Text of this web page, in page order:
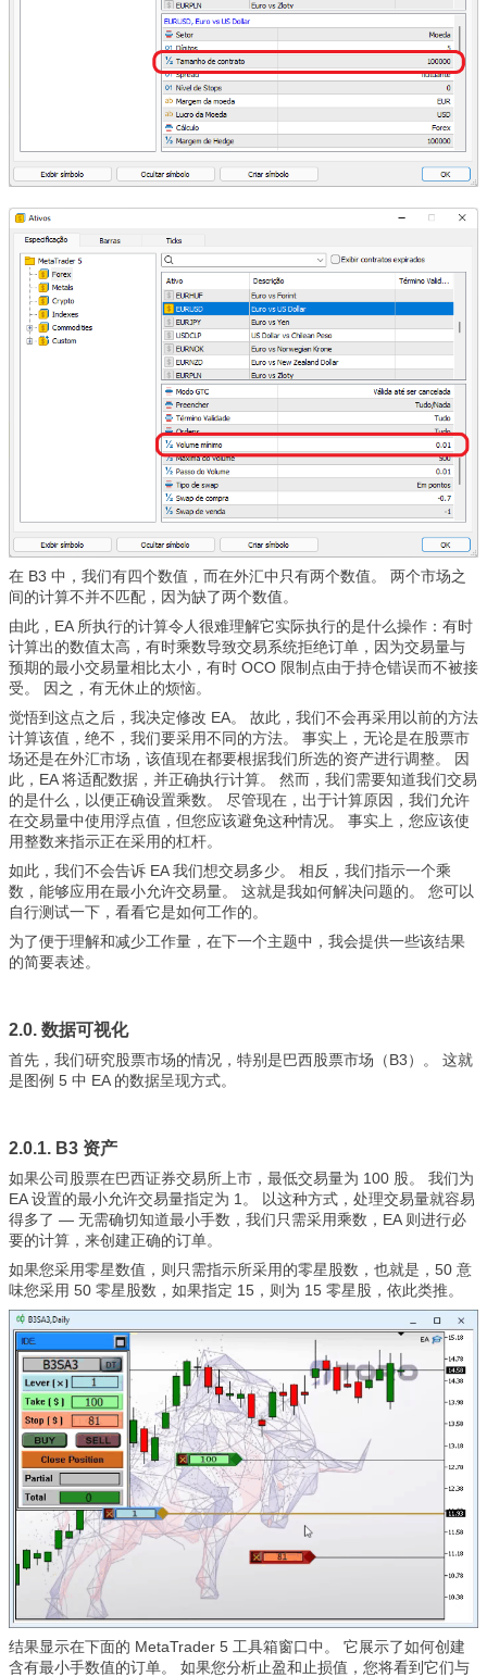
在 B3 中，我们有四个数值，而在外汇中只有两个数值。 两个市场之
间的计算不并不匹配，因为缺了两个数值。
由此，EA 所执行的计算令人很难理解它实际执行的是什么操作：有时
计算出的数值太高，有时乘数导致交易系统拒绝订单，因为交易量与
预期的最小交易量相比太小，有时 OCO 限制点由于持仓错误而不被接
受。 因之，有无休止的烦恼。
觉悟到这点之后，我决定修改 EA。 故此，我们不会再采用以前的方法
计算该值，绝不，我们要采用不同的方法。 事实上，无论是在股票市
场还是在外汇市场，该值现在都要根据我们所选的资产进行调整。 因
此，EA 将适配数据，并正确执行计算。 然而，我们需要知道我们交易
的是什么，以便正确设置乘数。 尽管现在，出于计算原因，我们允许
在交易量中使用浮点值，但您应该避免这种情况。 事实上，您应该使
用整数来指示正在采用的杠杆。
如此，我们不会告诉 EA 我们想交易多少。 相反，我们指示一个乘
数，能够应用在最小允许交易量。 这就是我如何解决问题的。 您可以
自行测试一下，看看它是如何工作的。
为了便于理解和减少工作量，在下一个主题中，我会提供一些该结果
的简要表述。
2.0. 数据可视化
首先，我们研究股票市场的情况，特别是巴西股票市场（B3）。 这就
是图例 5 中 EA 的数据呈现方式。
2.0.1. B3 资产
如果公司股票在巴西证券交易所上市，最低交易量为 100 股。 我们为
EA 设置的最小允许交易量指定为 1。 以这种方式，处理交易量就容易
得多了 — 无需确切知道最小手数，我们只需采用乘数，EA 则进行必
要的计算，来创建正确的订单。
如果您采用零星数值，则只需指示所采用的零星股数，也就是，50 意
味您采用 50 零星股数，如果指定 15，则为 15 零星股，依此类推。
结果显示在下面的 MetaTrader 5 工具箱窗口中。 它展示了如何创建
含有最小手数值的订单。 如果您分析止盈和止损值，您将看到它们与